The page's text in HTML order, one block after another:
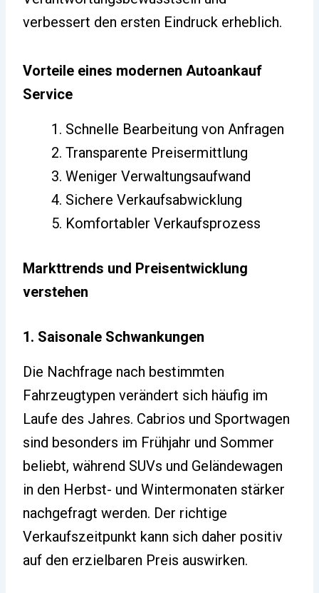
verbessert den ersten Eindruck erheblich.
Vorteile eines modernen Autoankauf
Service
Schnelle Bearbeitung von Anfragen
Transparente Preisermittlung
Weniger Verwaltungsaufwand
Sichere Verkaufsabwicklung
Komfortabler Verkaufsprozess
Markttrends und Preisentwicklung
verstehen
1. Saisonale Schwankungen
Die Nachfrage nach bestimmten
Fahrzeugtypen verändert sich häufig im
Laufe des Jahres. Cabrios und Sportwagen
sind besonders im Frühjahr und Sommer
beliebt, während SUVs und Geländewagen
in den Herbst- und Wintermonaten stärker
nachgefragt werden. Der richtige
Verkaufszeitpunkt kann sich daher positiv
auf den erzielbaren Preis auswirken.